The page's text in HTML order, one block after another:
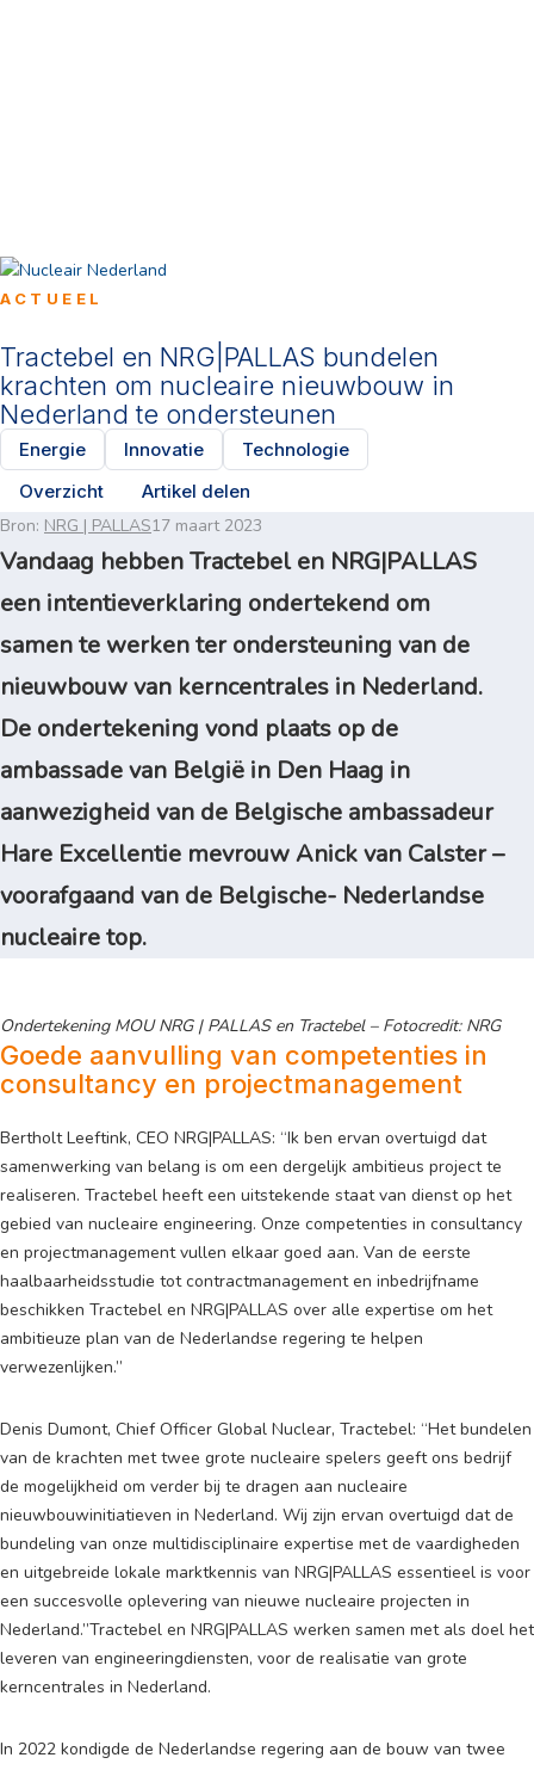
ACTUEEL
Tractebel en NRG|PALLAS bundelen
krachten om nucleaire nieuwbouw in
Nederland te ondersteunen
Energie Innovatie
Technologie
Overzicht
Artikel delen
Bron: NRG | PALLAS17 maart 2023
Vandaag hebben Tractebel en NRG|PALLAS
een intentieverklaring ondertekend om
samen te werken ter ondersteuning van de
nieuwbouw van kerncentrales in Nederland.
De ondertekening vond plaats op de
ambassade van België in Den Haag in
aanwezigheid van de Belgische ambassadeur
Hare Excellentie mevrouw Anick van Calster –
voorafgaand van de Belgische- Nederlandse
nucleaire top.
Ondertekening MOU NRG | PALLAS en Tractebel – Fotocredit: NRG
Goede aanvulling van competenties in
consultancy en projectmanagement
Bertholt Leeftink, CEO NRG|PALLAS: “Ik ben ervan overtuigd dat
samenwerking van belang is om een dergelijk ambitieus project te
realiseren. Tractebel heeft een uitstekende staat van dienst op het
gebied van nucleaire engineering. Onze competenties in consultancy
en projectmanagement vullen elkaar goed aan. Van de eerste
haalbaarheidsstudie tot contractmanagement en inbedrijfname
beschikken Tractebel en NRG|PALLAS over alle expertise om het
ambitieuze plan van de Nederlandse regering te helpen
verwezenlijken.”
Denis Dumont, Chief Officer Global Nuclear, Tractebel: “Het bundelen
van de krachten met twee grote nucleaire spelers geeft ons bedrijf
de mogelijkheid om verder bij te dragen aan nucleaire
nieuwbouwinitiatieven in Nederland. Wij zijn ervan overtuigd dat de
bundeling van onze multidisciplinaire expertise met de vaardigheden
en uitgebreide lokale marktkennis van NRG|PALLAS essentieel is voor
een succesvolle oplevering van nieuwe nucleaire projecten in
Nederland.”Tractebel en NRG|PALLAS werken samen met als doel het
leveren van engineeringdiensten, voor de realisatie van grote
kerncentrales in Nederland.
In 2022 kondigde de Nederlandse regering aan de bouw van twee